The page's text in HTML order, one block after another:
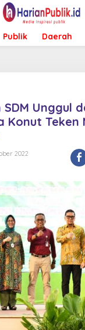
Publik Daerah
Unggul
Konut Teken
2022